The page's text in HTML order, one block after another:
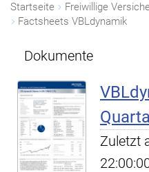
Startseite Freiwillige
Factsheets VBLdynamik
Dokumente
Zuletzt